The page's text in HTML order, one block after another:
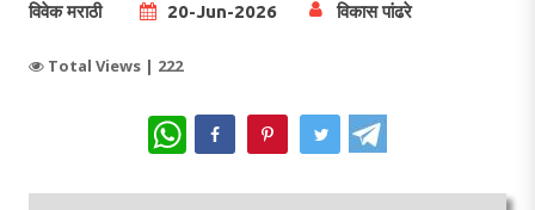
विवेक मराठी 20-Jun-2026 विकास पांढरे
Total Views | 222
WhatsApp